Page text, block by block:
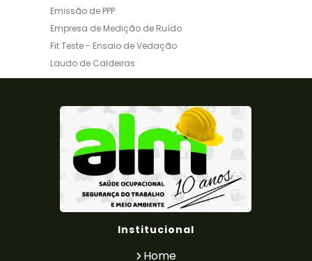
Emissão de PPP
Empresa de Medição de Ruído
Fit Teste - Ensaio de Vedação
Laudo de Caldeiras
Laudo de Insalubridade NR15
Laudo de Periculosidade e Insalubridade
Laudo de Ruido Ambiental
Laudo de Ruído e Vibração
Laudo de Ruído para Indústrias
Laudo de Vaso de Pressão
Laudo de Vibração Ambiental
Laudo Elétrico
Institucional
Home